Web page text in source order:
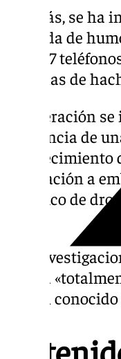
Además, se ha
granada de
GPS, 27
pastillas de
La operación
existencia de
tripulación a
el tráfico de
Las
estaba
por un